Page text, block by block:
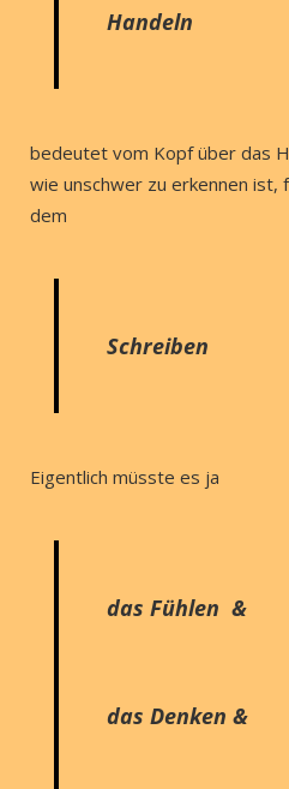
Handeln
bedeutet vom Kopf über das
wie unschwer zu erkennen ist,
dem
Schreiben
Eigentlich müsste es ja
das Fühlen &
das Denken &